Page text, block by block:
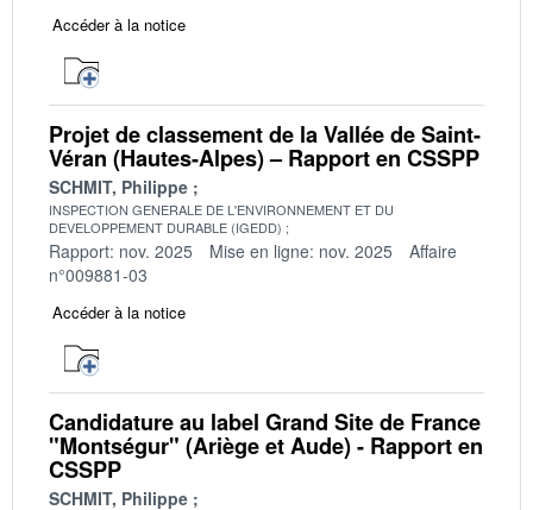
Accéder à la notice
Projet de classement de la Vallée de Saint-
Véran (Hautes-Alpes) – Rapport en CSSPP
SCHMIT, Philippe
INSPECTION GENERALE DE L'ENVIRONNEMENT ET DU
DEVELOPPEMENT DURABLE (IGEDD)
Rapport: nov. 2025 Mise en ligne: nov. 2025
Affaire
n°009881-03
Accéder à la notice
Candidature au label Grand Site de France
"Montségur" (Ariège et Aude) - Rapport en
CSSPP
SCHMIT, Philippe